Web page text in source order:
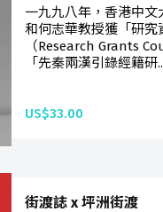
一九九八年，香港中
和何志華教授獲「研究
（Research Grants
「先秦兩漢引錄經籍研..
US$33.00
街渡誌 x 坪洲街渡